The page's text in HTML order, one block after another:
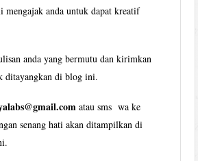
mengajak anda untuk dapat kreatif
anda yang bermutu dan kirimkan
ditayangkan di blog ini.
atau sms wa ke
senang hati akan ditampilkan di